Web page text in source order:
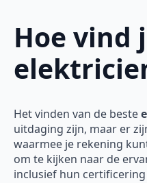
Hoe vind
Het vinden van de beste
uitdaging zijn, maar er
waarmee je rekening
om te kijken naar de
inclusief hun